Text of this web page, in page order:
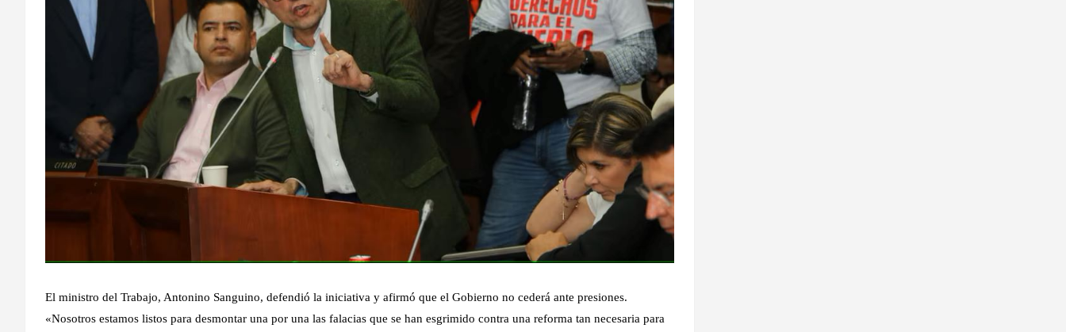
El ministro del Trabajo, Antonino Sanguino, defendió la iniciativa y afirmó que el Gobierno no cederá ante presiones.
«Nosotros estamos listos para desmontar una por una las falacias que se han esgrimido contra una reforma tan necesaria para